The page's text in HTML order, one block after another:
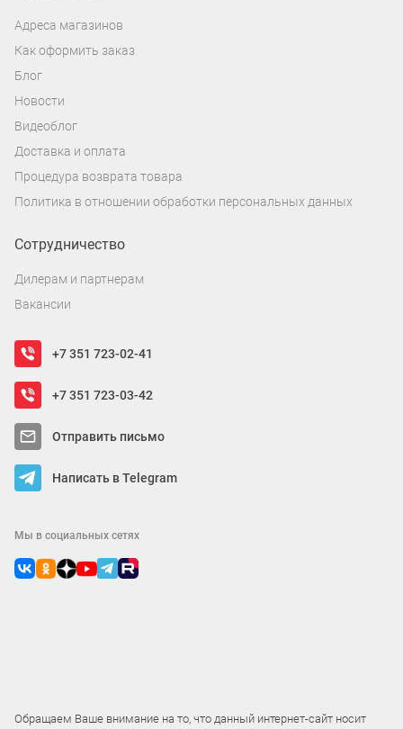
Адреса магазинов
Как оформить заказ
Блог
Новости
Видеоблог
Доставка и оплата
Процедура возврата товара
Политика в отношении обработки персональных данных
Сотрудничество
Дилерам и партнерам
Вакансии
+7 351 723-02-41
+7 351 723-03-42
Отправить письмо
Написать в Telegram
Мы в социальных сетях
Обращаем Ваше внимание на то, что данный интернет-сайт носит